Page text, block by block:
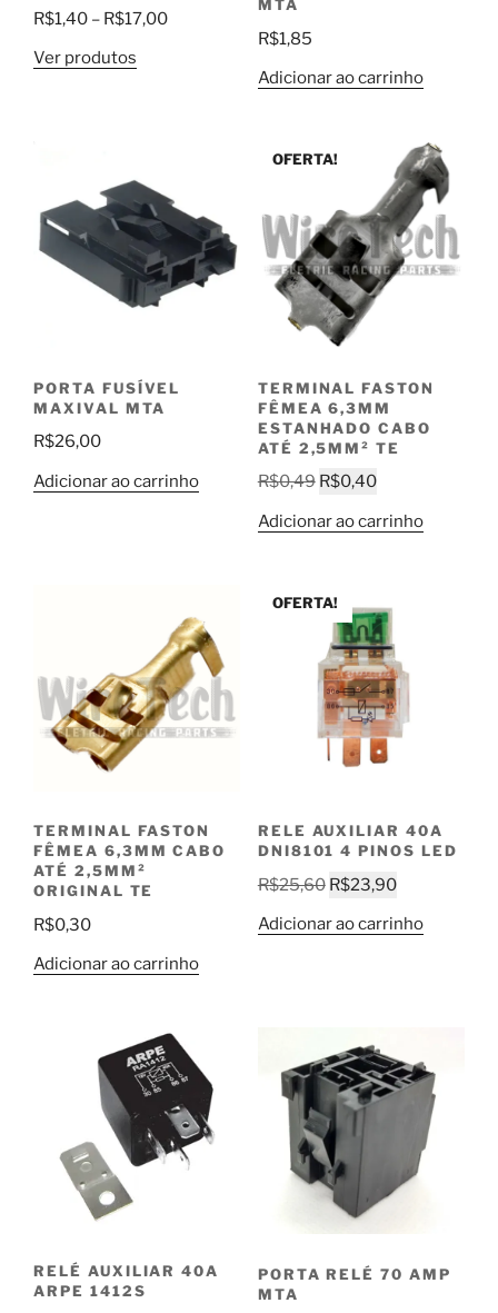
R$1,40 – R$17,00Faixa
Ver produtos
MTA
R$1,85
Adicionar ao carrinho
PORTA FUSÍVEL
MAXIVAL MTA
R$26,00
Adicionar ao carrinho
OFERTA!
TERMINAL FASTON
FÊMEA 6,3MM
ESTANHADO CABO
ATÉ 2,5MM² TE
R$0,49 O
original
R$0,40O
atual
Adicionar ao carrinho
TERMINAL FASTON
FÊMEA 6,3MM CABO
ATÉ 2,5MM²
ORIGINAL TE
R$0,30
Adicionar ao carrinho
OFERTA!
RELE AUXILIAR 40A
DNI8101 4 PINOS LED
R$25,60 O
original
R$23,90O
atual
Adicionar ao carrinho
RELÉ AUXILIAR 40A
ARPE 1412S
PORTA RELÉ 70 AMP
MTA